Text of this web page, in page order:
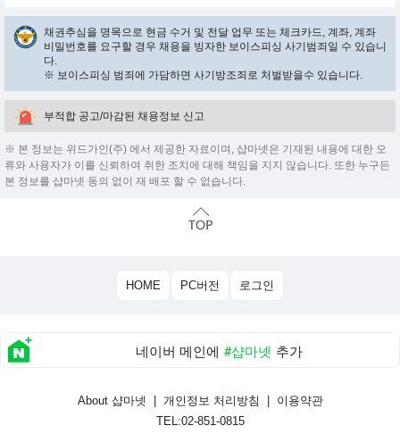
채권추심을 명목으로 현금 수거 및 전달 업무 또는 체크카드, 계좌, 계좌
비밀번호를 요구할 경우 채용을 빙자한 보이스피싱 사기범죄일 수 있습니
다.
※ 보이스피싱 범죄에 가담하면 사기방조죄로 처벌받을수 있습니다.
부적합 공고/마감된 채용정보 신고
※ 본 정보는 위드가인(주) 에서 제공한 자료이며, 샵마넷은 기재된 내용에 대한 오
류와 사용자가 이를 신뢰하여 취한 조치에 대해 책임을 지지 않습니다. 또한 누구든
본 정보를 샵마넷 동의 없이 재 배포 할 수 없습니다.
HOME PC버전 로그인
네이버 메인에 #샵마넷 추가
About 샵마넷 개인정보 처리방침
이용약관
TEL:02-851-0815